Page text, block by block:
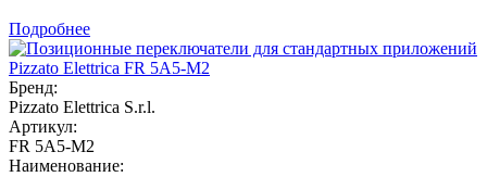
Подробнее
Бренд:
Pizzato Elettrica S.r.l.
Артикул:
FR 5A5-M2
Наименование: